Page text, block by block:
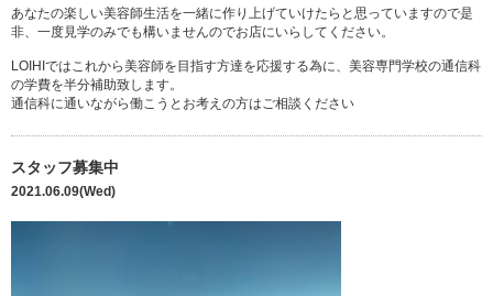
あなたの楽しい美容師生活を一緒に作り上げていけたらと思っていますので是
非、一度見学のみでも構いませんのでお店にいらしてください。
LOIHIではこれから美容師を目指す方達を応援する為に、美容専門学校の通信科
の学費を半分補助致します。
通信科に通いながら働こうとお考えの方はご相談ください
スタッフ募集中
2021.06.09(Wed)